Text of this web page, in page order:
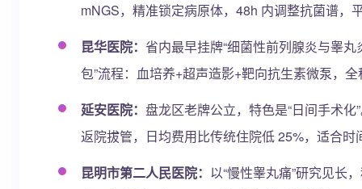
mNGS，精准锁定病原体，48h 内调整抗菌谱，
昆华医院： 省内最早挂牌“细菌性前列腺炎与睾
包”流程：血培养+超声造影+靶向抗生素微泵，
延安医院： 盘龙区老牌公立，特色是“日间手术
返院拔管，日均费用比传统住院低 25%，适合时
昆明市第二人民医院： 以“慢性睾丸痛”研究见长